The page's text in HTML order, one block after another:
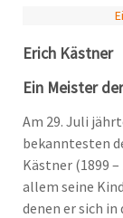
Erich Kästner
Ein Meister
Am 29. Juli
bekanntesten
Kästner (1899
allem seine
denen er sich